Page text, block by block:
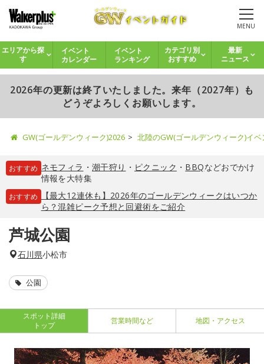
MENU
エリアから探
す
イベント
カレンダー
イベント
ランキング
カテゴリ別
おすすめ
最新
ニュース
2026年の更新は終了いたしました。来年（2027年）も
どうぞよろしくお願いします。
GW(ゴールデンウィーク)2026 北陸のGW(ゴールデンウィーク)イ
おすすめ ネモフィラ ・ 潮干狩り ・ ピクニック ・ BBQなどおでかけ
情報を大特集
おすすめ
【最大12連休も】2026年のゴールデンウィークはいつか
ら？混雑ピーク予想と回避術をご紹介
芦城公園
石川県小松市
公園
スポット詳細
トップ
営業時間など 地図・アクセス